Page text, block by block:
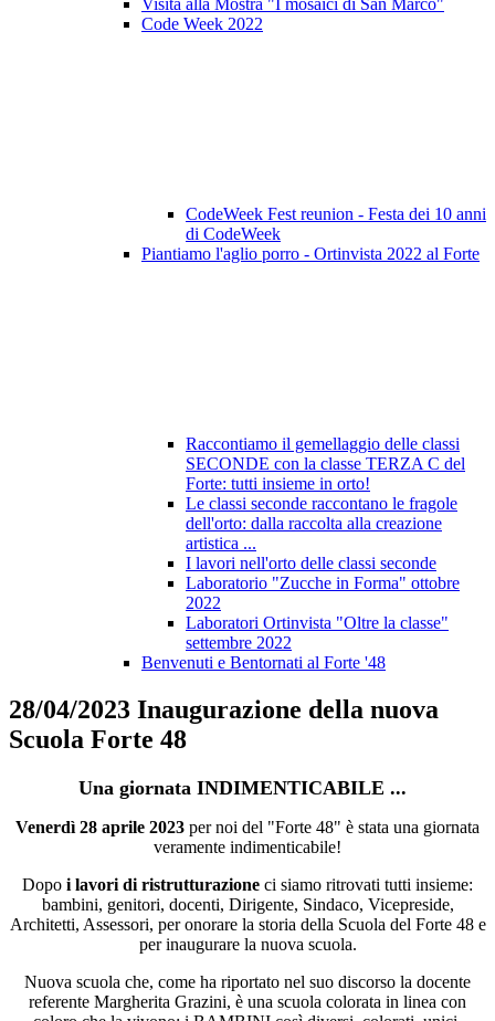
Visita alla Mostra "I mosaici di San Marco"
Code Week 2022
CodeWeek Fest reunion - Festa dei 10 anni
di CodeWeek
Piantiamo l'aglio porro - Ortinvista 2022 al Forte
Raccontiamo il gemellaggio delle classi
SECONDE con la classe TERZA C del
Forte: tutti insieme in orto!
Le classi seconde raccontano le fragole
dell'orto: dalla raccolta alla creazione
artistica ...
I lavori nell'orto delle classi seconde
Laboratorio "Zucche in Forma" ottobre
2022
Laboratori Ortinvista "Oltre la classe"
settembre 2022
Benvenuti e Bentornati al Forte '48
28/04/2023 Inaugurazione della nuova
Scuola Forte 48
Una giornata INDIMENTICABILE ...
Venerdì 28 aprile 2023 per noi del "Forte 48" è stata una giornata
veramente indimenticabile!
Dopo i lavori di ristrutturazione ci siamo ritrovati tutti insieme:
bambini, genitori, docenti, Dirigente, Sindaco, Vicepreside,
Architetti, Assessori, per onorare la storia della Scuola del Forte 48 e
per inaugurare la nuova scuola.
Nuova scuola che, come ha riportato nel suo discorso la docente
referente Margherita Grazini, è una scuola colorata in linea con